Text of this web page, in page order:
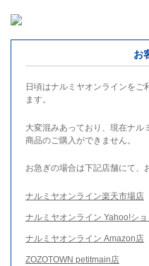
お
日頃はナルミヤオンラインを
ます。
大変混みあっており、現在ナル
商品のご購入ができません。
お急ぎの場合は下記店舗にて、
ナルミヤオンライン楽天市場店
ナルミヤオンライン Yahoo!シ
ナルミヤオンライン Amazon店
ZOZOTOWN petitmain店